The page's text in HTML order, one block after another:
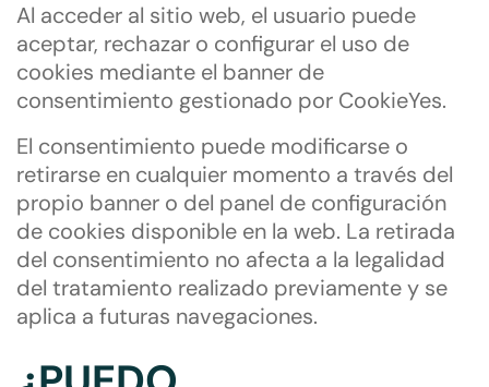
Al acceder al sitio web, el usuario puede
aceptar, rechazar o configurar el uso de
cookies mediante el banner de
consentimiento gestionado por CookieYes.
El consentimiento puede modificarse o
retirarse en cualquier momento a través del
propio banner o del panel de configuración
de cookies disponible en la web. La retirada
del consentimiento no afecta a la legalidad
del tratamiento realizado previamente y se
aplica a futuras navegaciones.